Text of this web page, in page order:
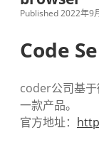
Published 2022年9
Code
coder公司基
一款产品。
官方地址：